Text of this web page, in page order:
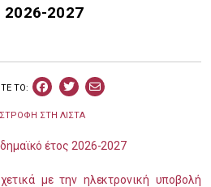
2027
ΤΟ:
ΣΤΗ ΛΙΣΤΑ
έτος 2026-2027
με την ηλεκτρονική υποβολή